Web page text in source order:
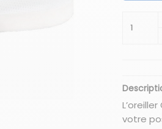
votre